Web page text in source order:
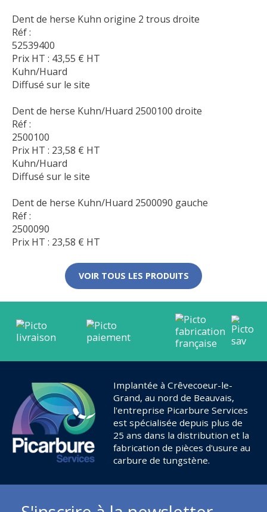
Dent de herse Kuhn origine 2 trous droite
Réf :
52539400
Prix HT : 43,55 € HT
Kuhn/Huard
Diffusé sur le site
Dent de herse Kuhn/Huard 2500100 droite
Réf :
2500100
Prix HT : 23,58 € HT
Kuhn/Huard
Diffusé sur le site
Dent de herse Kuhn/Huard 2500090 gauche
Réf :
2500090
Prix HT : 23,58 € HT
VOIR TOUS LES PRODUITS
Implantée à Crêvecoeur-le-
Grand, au nord de Beauvais,
l'entreprise Picarbure Services
est spécialisée depuis plus de
25 ans dans la distribution et la
fabrication de pièces d'usure au
carbure de tungstène.